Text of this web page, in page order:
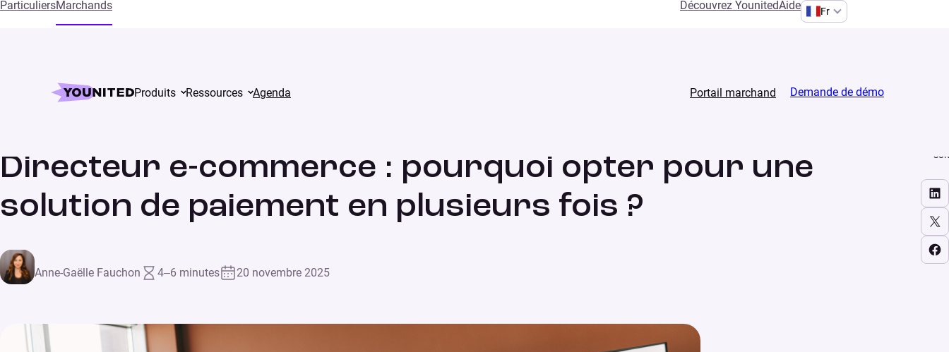
ParticuliersMarchands Découvrez YounitedAide Fr
Produits Ressources Agenda Portail marchand Demande de démo
Accueil Blog Directeur e-commerce : pourquoi opter pour une solution de paiement en plusieurs fois ?
Directeur e-commerce : pourquoi opter pour une
solution de paiement en plusieurs fois ?
Anne-Gaëlle Fauchon 4–6 minutes 20 novembre 2025
SUR
Share on LinkedIn
Share on X
Share on Facebook